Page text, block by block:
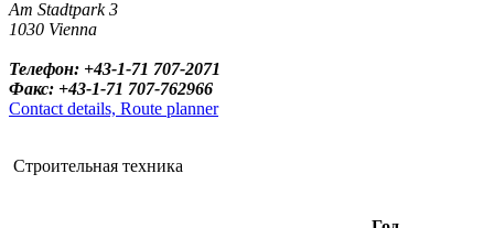
Am Stadtpark 3
1030 Vienna
Телефон: +43-1-71 707-2071
Факс: +43-1-71 707-762966
Contact details, Route planner
Строительная техника